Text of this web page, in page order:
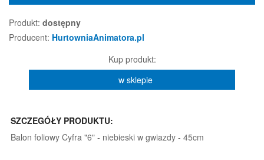
Produkt: dostępny
Producent: HurtowniaAnimatora.pl
Kup produkt:
w sklepie
SZCZEGÓŁY PRODUKTU:
Balon foliowy Cyfra "6" - niebieski w gwiazdy - 45cm